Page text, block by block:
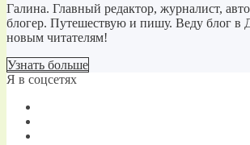
Галина. Главный редактор, журналист,
блогер. Путешествую и пишу. Веду блог в
новым читателям!
Узнать больше
Я в соцсетях